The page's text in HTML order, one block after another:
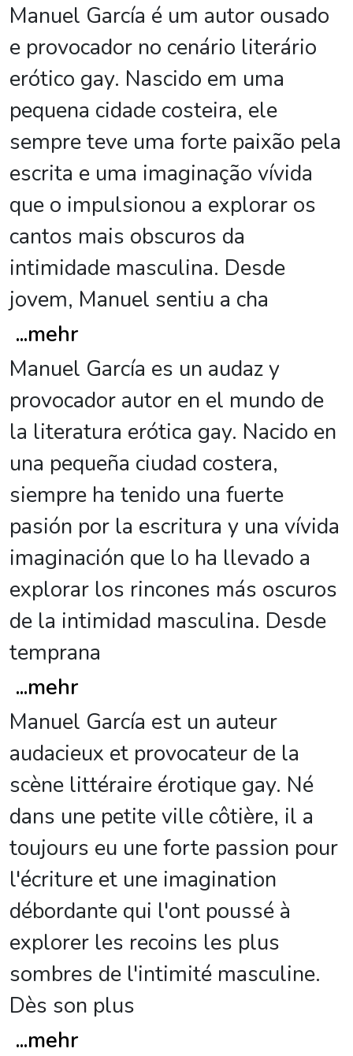
Manuel García é um autor ousado
e provocador no cenário literário
erótico gay. Nascido em uma
pequena cidade costeira, ele
sempre teve uma forte paixão pela
escrita e uma imaginação vívida
que o impulsionou a explorar os
cantos mais obscuros da
intimidade masculina. Desde
jovem, Manuel sentiu a cha
...mehr
Manuel García es un audaz y
provocador autor en el mundo de
la literatura erótica gay. Nacido en
una pequeña ciudad costera,
siempre ha tenido una fuerte
pasión por la escritura y una vívida
imaginación que lo ha llevado a
explorar los rincones más oscuros
de la intimidad masculina. Desde
temprana
...mehr
Manuel García est un auteur
audacieux et provocateur de la
scène littéraire érotique gay. Né
dans une petite ville côtière, il a
toujours eu une forte passion pour
l'écriture et une imagination
débordante qui l'ont poussé à
explorer les recoins les plus
sombres de l'intimité masculine.
Dès son plus
...mehr